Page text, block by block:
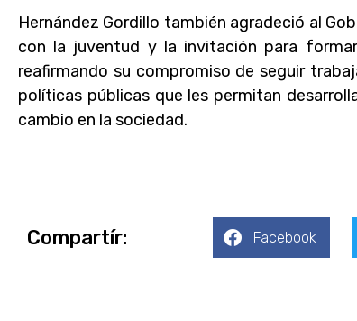
Hernández Gordillo también agradeció al
con la juventud y la invitación para
reafirmando su compromiso de seguir
políticas públicas que les permitan
cambio en la sociedad.
Compartír: Facebook